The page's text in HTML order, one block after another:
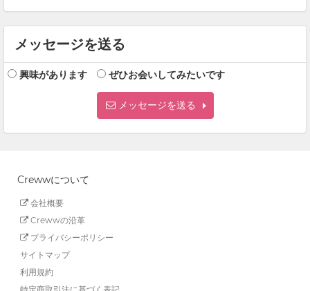
メッセージを送る
興味があります ぜひお会いしてみたいです
メッセージを送る
Crewwについて
会社概要
Crewwの沿革
プライバシーポリシー
サイトマップ
利用規約